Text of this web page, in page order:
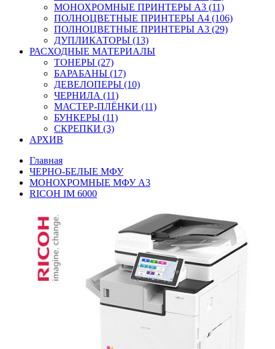
МОНОХРОМНЫЕ ПРИНТЕРЫ А3 (11)
ПОЛНОЦВЕТНЫЕ ПРИНТЕРЫ А4 (106)
ПОЛНОЦВЕТНЫЕ ПРИНТЕРЫ А3 (29)
ДУПЛИКАТОРЫ (13)
РАСХОДНЫЕ МАТЕРИАЛЫ
ТОНЕРЫ (27)
БАРАБАНЫ (17)
ДЕВЕЛОПЕРЫ (10)
ЧЕРНИЛА (11)
МАСТЕР-ПЛЁНКИ (11)
БУНКЕРЫ (11)
СКРЕПКИ (3)
АРХИВ
Главная
ЧЕРНО-БЕЛЫЕ МФУ
МОНОХРОМНЫЕ МФУ А3
RICOH IM 6000